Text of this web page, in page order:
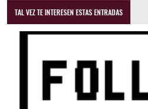
TAL VEZ TE INTERESEN ESTAS ENTRADAS